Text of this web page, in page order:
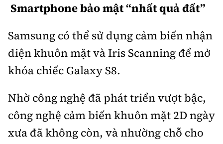
Smartphone bảo mật “nhất quả đất”
Samsung có thể sử dụng cảm biến nhận
diện khuôn mặt và Iris Scanning để mở
khóa chiếc Galaxy S8.
Nhờ công nghệ đã phát triển vượt bậc,
công nghệ cảm biến khuôn mặt 2D ngày
xưa đã không còn, và nhường chỗ cho